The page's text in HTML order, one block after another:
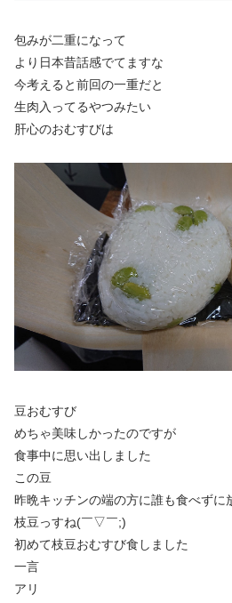
包みが二重になって
より日本昔話感でてますな
今考えると前回の一重だと
生肉入ってるやつみたい
肝心のおむすびは
豆おむすび
めちゃ美味しかったのですが
食事中に思い出しました
この豆
昨晩キッチンの端の方に誰も食べずに
枝豆っすね(￣▽￣;)
初めて枝豆おむすび食しました
一言
アリ